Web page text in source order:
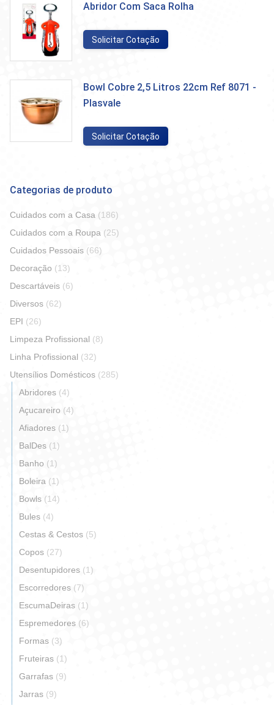
Abridor Com Saca Rolha
Solicitar Cotação
Bowl Cobre 2,5 Litros 22cm Ref 8071 -
Plasvale
Solicitar Cotação
Categorias de produto
Cuidados com a Casa (186)
Cuidados com a Roupa (25)
Cuidados Pessoais (66)
Decoração (13)
Descartáveis (6)
Diversos (62)
EPI (26)
Limpeza Profissional (8)
Linha Profissional (32)
Utensílios Domésticos (285)
Abridores (4)
Açucareiro (4)
Afiadores (1)
BalDes (1)
Banho (1)
Boleira (1)
Bowls (14)
Bules (4)
Cestas & Cestos (5)
Copos (27)
Desentupidores (1)
Escorredores (7)
EscumaDeiras (1)
Espremedores (6)
Formas (3)
Fruteiras (1)
Garrafas (9)
Jarras (9)